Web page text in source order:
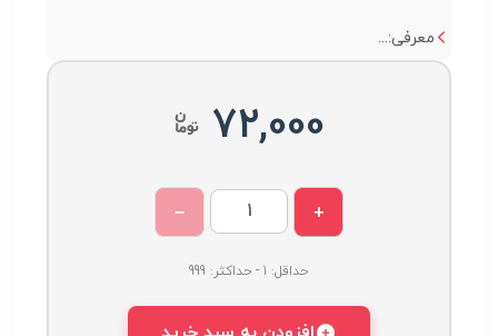
معرفی:...
72,000
+
−
حداقل: 1 - حداکثر: 999